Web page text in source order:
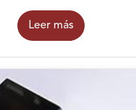
Leer más